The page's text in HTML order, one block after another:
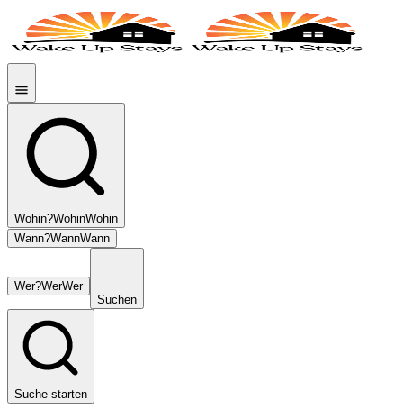
Wohin?WohinWohin
Wann?WannWann
Wer?WerWer
Suchen
Suche starten